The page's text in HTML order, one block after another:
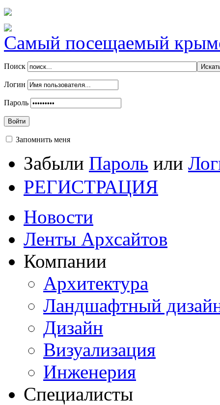
Самый посещаемый
Поиск
Логин
Пароль
Войти
Запомнить меня
Забыли Пароль или
РЕГИСТРАЦИЯ
Новости
Ленты Архсайтов
Компании
Архитектура
Ландшафтный
Дизайн
Визуализация
Инженерия
Специалисты